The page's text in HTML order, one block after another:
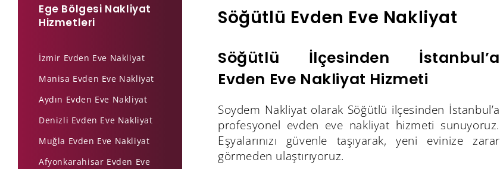
Söğütlü Evden Eve Nakliyat
Söğütlü İlçesinden İstanbul’a
Evden Eve Nakliyat Hizmeti
Soydem Nakliyat olarak Söğütlü ilçesinden İstanbul’a
profesyonel evden eve nakliyat hizmeti sunuyoruz.
Eşyalarınızı güvenle taşıyarak, yeni evinize zarar
görmeden ulaştırıyoruz.
Ege Bölgesi Nakliyat
Hizmetleri
İzmir Evden Eve Nakliyat
Manisa Evden Eve Nakliyat
Aydın Evden Eve Nakliyat
Denizli Evden Eve Nakliyat
Muğla Evden Eve Nakliyat
Afyonkarahisar Evden Eve